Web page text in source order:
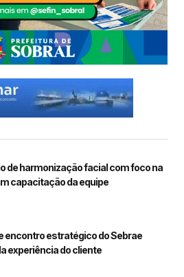
de harmonização facial com foco na
capacitação da equipe
encontro estratégico do Sebrae
experiência do cliente